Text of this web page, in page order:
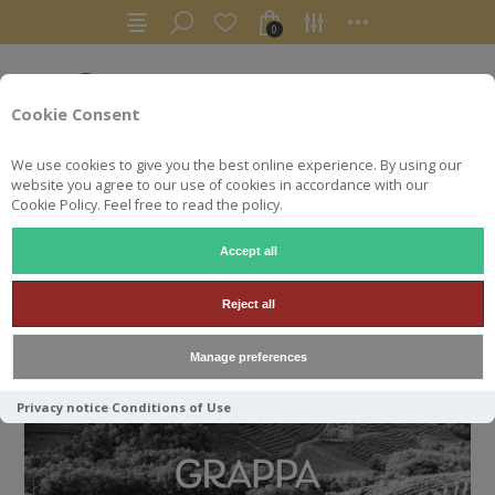
Cookie Consent
We use cookies to give you the best online experience. By using our
website you agree to our use of cookies in accordance with our
Cookie Policy. Feel free to read the policy.
Accept all
Reject all
Manage preferences
Privacy notice Conditions of Use
0
ACCUEIL AUTRES GRAPPA
GRAPPA